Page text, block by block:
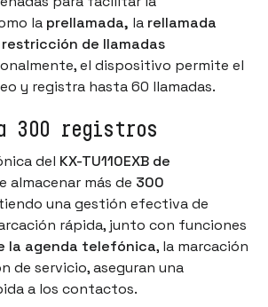
la prellamada, la rellamada
restricción de llamadas
el dispositivo permite el
y registra hasta 60 llamadas.
300 registros
del KX-TU110EXB de
almacenar más de 300
una gestión efectiva de
rápida, junto con funciones
la agenda telefónica, la marcación
de servicio, aseguran una
a los contactos.